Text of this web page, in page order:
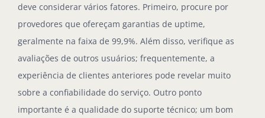
deve considerar vários fatores. Primeiro, procure por
provedores que ofereçam garantias de uptime,
geralmente na faixa de 99,9%. Além disso, verifique as
avaliações de outros usuários; frequentemente, a
experiência de clientes anteriores pode revelar muito
sobre a confiabilidade do serviço. Outro ponto
importante é a qualidade do suporte técnico; um bom